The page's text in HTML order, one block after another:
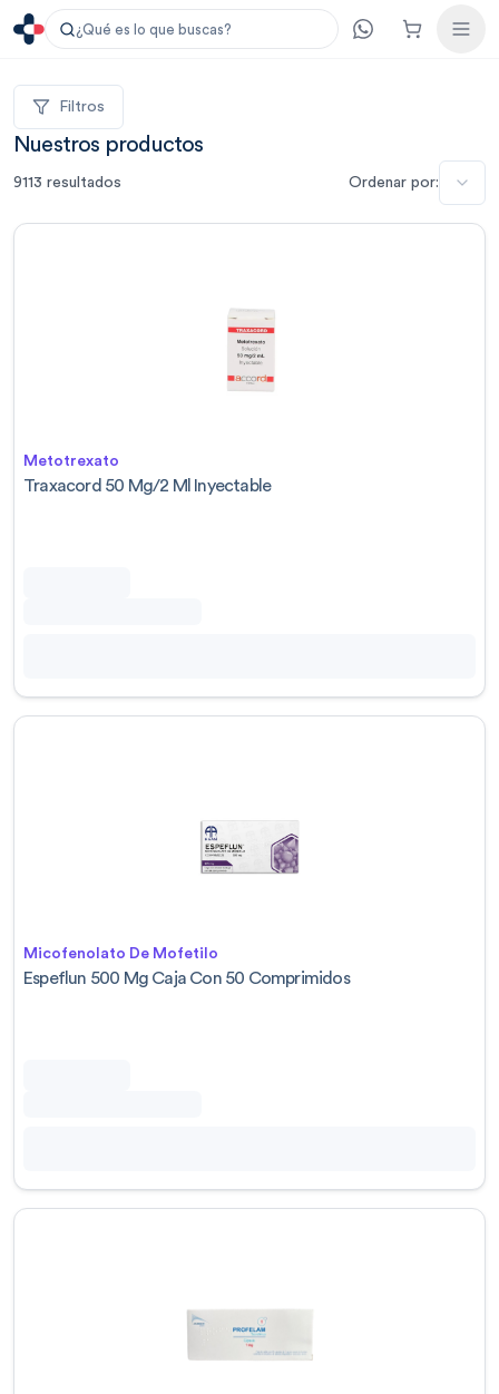
¿Qué es lo que buscas?
Filtros
Nuestros productos
9113 resultados Ordenar por:
Metotrexato
Traxacord 50 Mg/2 Ml Inyectable
Micofenolato De Mofetilo
Espeflun 500 Mg Caja Con 50 Comprimidos